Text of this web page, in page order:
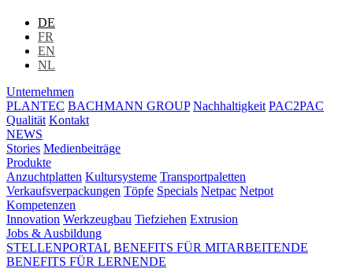
DE
FR
EN
NL
Unternehmen
PLANTEC BACHMANN GROUP Nachhaltigkeit PAC2PAC
Qualität Kontakt
NEWS
Stories Medienbeiträge
Produkte
Anzuchtplatten Kultursysteme Transportpaletten
Verkaufsverpackungen Töpfe Specials Netpac Netpot
Kompetenzen
Innovation Werkzeugbau Tiefziehen Extrusion
Jobs & Ausbildung
STELLENPORTAL BENEFITS FÜR MITARBEITENDE
BENEFITS FÜR LERNENDE